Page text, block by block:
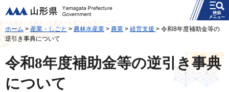
山形県
メニュー
ホーム>産業・しごと >農林水産業 > 農業 > 経営支援 > 令和8年度補助金等の
逆引き事典について
令和8年度補助金等の逆引き事典
について